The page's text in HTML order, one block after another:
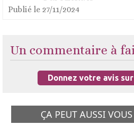
Publié le 27/11/2024
Un commentaire à
Donnez votre avis
ÇA PEUT AUSSI